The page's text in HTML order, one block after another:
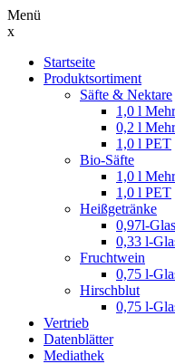
Menü
x
nach:
Startseite
Produktsortiment
Säfte & Nektare
1,0 l
0,2 l
1,0 l PET
Bio-Säfte
1,0 l
1,0 l PET
Heißgetränke
0,97l-
0,33 l-
Fruchtwein
0,75 l-
Hirschblut
0,75 l-
Vertrieb
Datenblätter
Mediathek